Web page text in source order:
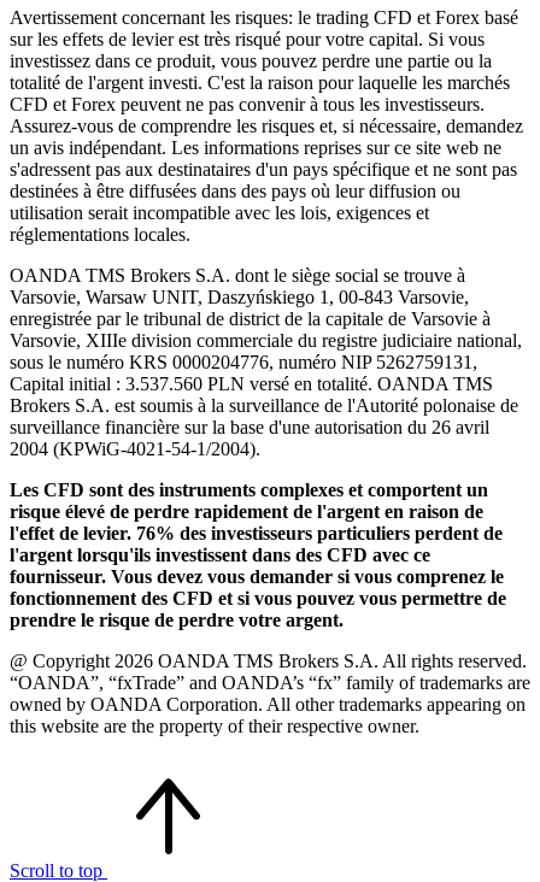
Avertissement concernant les risques: le trading CFD et Forex basé
sur les effets de levier est très risqué pour votre capital. Si vous
investissez dans ce produit, vous pouvez perdre une partie ou la
totalité de l'argent investi. C'est la raison pour laquelle les marchés
CFD et Forex peuvent ne pas convenir à tous les investisseurs.
Assurez-vous de comprendre les risques et, si nécessaire, demandez
un avis indépendant. Les informations reprises sur ce site web ne
s'adressent pas aux destinataires d'un pays spécifique et ne sont pas
destinées à être diffusées dans des pays où leur diffusion ou
utilisation serait incompatible avec les lois, exigences et
réglementations locales.
OANDA TMS Brokers S.A. dont le siège social se trouve à
Varsovie, Warsaw UNIT, Daszyńskiego 1, 00-843 Varsovie,
enregistrée par le tribunal de district de la capitale de Varsovie à
Varsovie, XIIIe division commerciale du registre judiciaire national,
sous le numéro KRS 0000204776, numéro NIP 5262759131,
Capital initial : 3.537.560 PLN versé en totalité. OANDA TMS
Brokers S.A. est soumis à la surveillance de l'Autorité polonaise de
surveillance financière sur la base d'une autorisation du 26 avril
2004 (KPWiG-4021-54-1/2004).
Les CFD sont des instruments complexes et comportent un
risque élevé de perdre rapidement de l'argent en raison de
l'effet de levier. 76% des investisseurs particuliers perdent de
l'argent lorsqu'ils investissent dans des CFD avec ce
fournisseur. Vous devez vous demander si vous comprenez le
fonctionnement des CFD et si vous pouvez vous permettre de
prendre le risque de perdre votre argent.
@ Copyright 2026 OANDA TMS Brokers S.A. All rights reserved.
“OANDA”, “fxTrade” and OANDA’s “fx” family of trademarks are
owned by OANDA Corporation. All other trademarks appearing on
this website are the property of their respective owner.
Scroll to top